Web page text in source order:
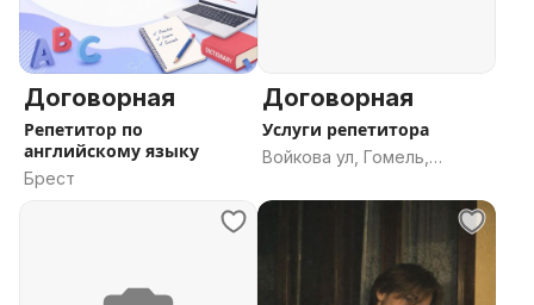
Договорная
Репетитор по
английскому языку
Брест
Договорная
Услуги репетитора
Войкова ул, Гомель,